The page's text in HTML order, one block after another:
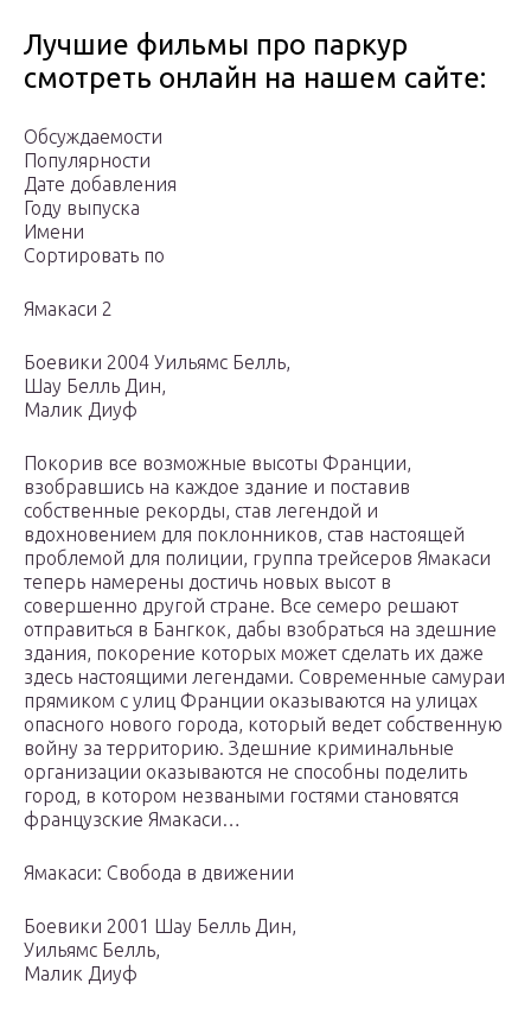
Лучшие фильмы про паркур
смотреть онлайн на нашем сайте:
Обсуждаемости
Популярности
Дате добавления
Году выпуска
Имени
Сортировать по
Ямакаси 2
Боевики 2004 Уильямс Белль,
Шау Белль Дин,
Малик Диуф
Покорив все возможные высоты Франции,
взобравшись на каждое здание и поставив
собственные рекорды, став легендой и
вдохновением для поклонников, став настоящей
проблемой для полиции, группа трейсеров Ямакаси
теперь намерены достичь новых высот в
совершенно другой стране. Все семеро решают
отправиться в Бангкок, дабы взобраться на здешние
здания, покорение которых может сделать их даже
здесь настоящими легендами. Современные самураи
прямиком с улиц Франции оказываются на улицах
опасного нового города, который ведет собственную
войну за территорию. Здешние криминальные
организации оказываются не способны поделить
город, в котором незваными гостями становятся
французские Ямакаси…
Ямакаси: Свобода в движении
Боевики 2001 Шау Белль Дин,
Уильямс Белль,
Малик Диуф